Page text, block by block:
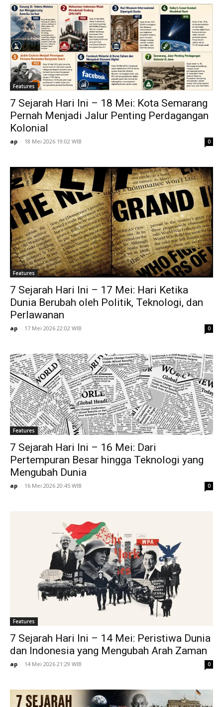
Features
7 Sejarah Hari Ini – 18 Mei: Kota Semarang
Pernah Menjadi Jalur Penting Perdagangan
Kolonial
ap - 18 Mei 2026 19:02 WIB 0
Features
7 Sejarah Hari Ini – 17 Mei: Hari Ketika
Dunia Berubah oleh Politik, Teknologi, dan
Perlawanan
ap - 17 Mei 2026 22:02 WIB 0
Features
7 Sejarah Hari Ini – 16 Mei: Dari
Pertempuran Besar hingga Teknologi yang
Mengubah Dunia
ap - 16 Mei 2026 20:45 WIB 0
Features
7 Sejarah Hari Ini – 14 Mei: Peristiwa Dunia
dan Indonesia yang Mengubah Arah Zaman
ap - 14 Mei 2026 21:29 WIB 0